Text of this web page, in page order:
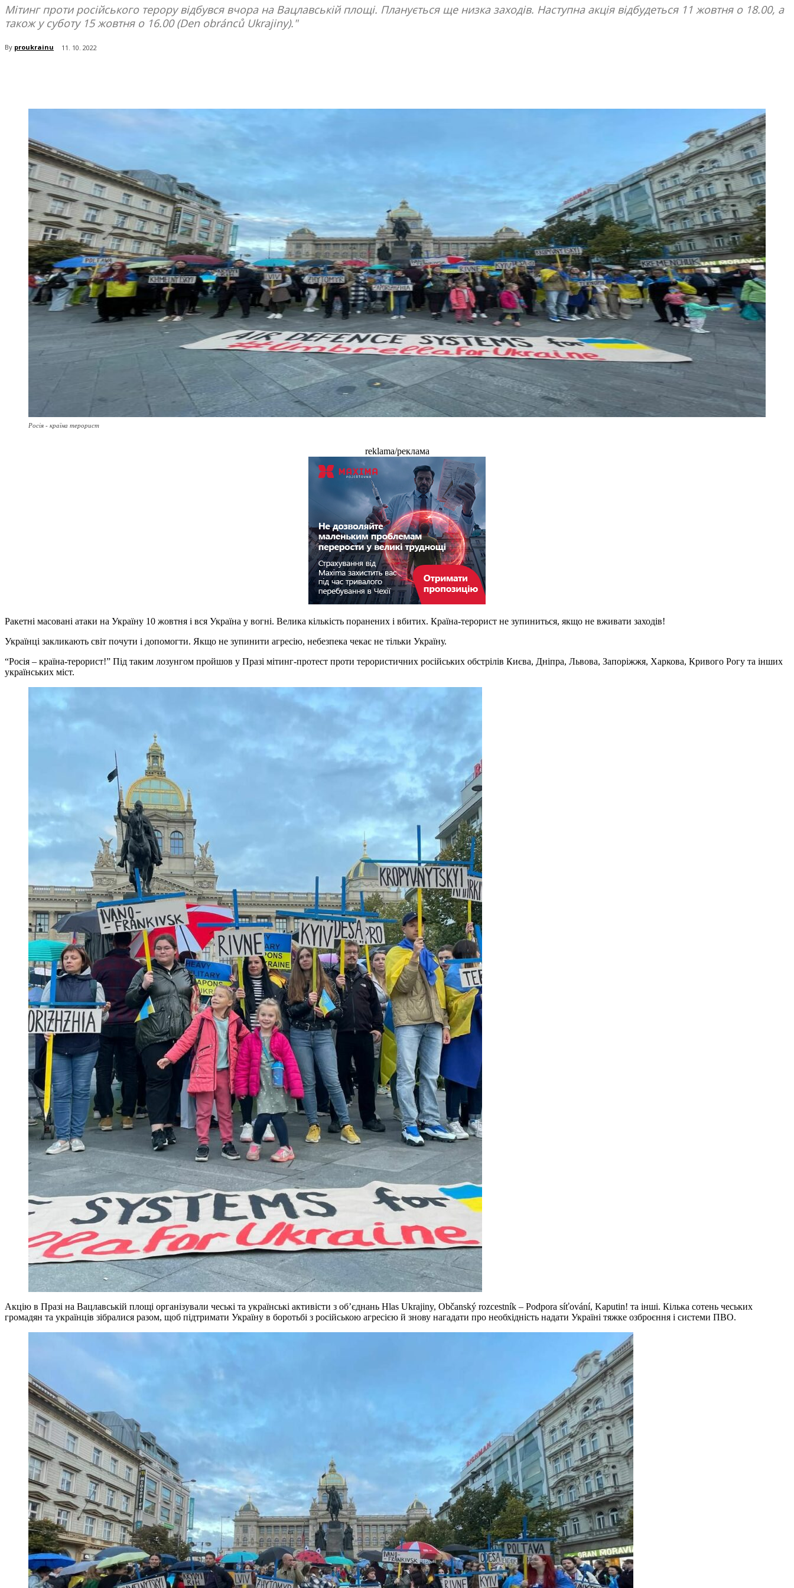
Мітинг проти російського терору відбувся вчора на Вацлавській площі. Планується ще низка заходів. Наступна акція відбудеться 11 жовтня о 18.00, а
також у суботу 15 жовтня о 16.00 (Den obránců Ukrajiny)."
By proukrainu 11. 10. 2022
Росія - країна терорист
reklama/реклама
Ракетні масовані атаки на Україну 10 жовтня і вся Україна у вогні. Велика кількість поранених і вбитих. Країна-терорист не зупиниться, якщо не вживати заходів!
Українці закликають світ почути і допомогти. Якщо не зупинити агресію, небезпека чекає не тільки Україну.
“Росія – країна-терорист!” Під таким лозунгом пройшов у Празі мітинг-протест проти терористичних російських обстрілів Києва, Дніпра, Львова, Запоріжжя, Харкова, Кривого Рогу та інших
українських міст.
Акцію в Празі на Вацлавській площі організували чеські та українські активісти з об’єднань Hlas Ukrajiny, Občanský rozcestník – Podpora síťování, Kaputin! та інші. Кілька сотень чеських
громадян та українців зібралися разом, щоб підтримати Україну в боротьбі з російською агресією й знову нагадати про необхідність надати Україні тяжке озброєння і системи ПВО.